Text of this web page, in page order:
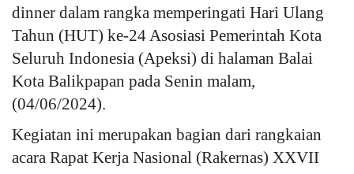
Pendidikan
Informasi Journalism
Olahraga
Kesehatan
Layanan Publik
dinner dalam rangka memperingati Hari Ulang
Tahun (HUT) ke-24 Asosiasi Pemerintah Kota
Seluruh Indonesia (Apeksi) di halaman Balai
Kota Balikpapan pada Senin malam,
(04/06/2024).
Kegiatan ini merupakan bagian dari rangkaian
acara Rapat Kerja Nasional (Rakernas) XXVII